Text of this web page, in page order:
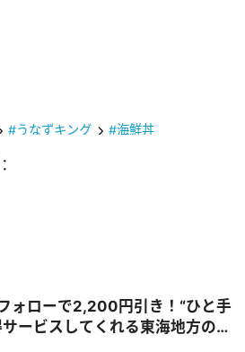
#うなずキング #海鮮丼
ォローで2,200円引き！“ひと手
サービスしてくれる東海地方のグ